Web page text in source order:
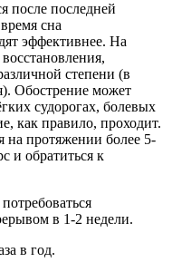
после последней
сна
эффективнее. На
степени (в
Обострение может
судорогах, болевых
как правило, проходит.
протяжении более 5-
и обратиться к
в 1-2 недели.
в год.